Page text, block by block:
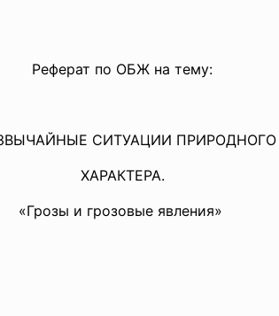
Реферат по ОБЖ на тему:
СИТУАЦИИ ПРИРОДНОГО
ХАРАКТЕРА.
«Грозы и грозовые явления»